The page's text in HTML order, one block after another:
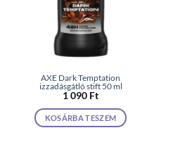
AXE Dark Temptation
izzadásgátló stift 50 ml
1 090 Ft
KOSÁRBA TESZEM